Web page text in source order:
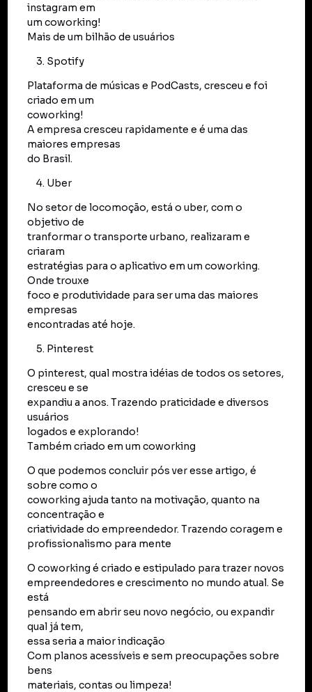
instagram em
um coworking!
Mais de um bilhão de usuários
Spotify
Plataforma de músicas e PodCasts, cresceu e foi
criado em um
coworking!
A empresa cresceu rapidamente e é uma das
maiores empresas
do Brasil.
Uber
No setor de locomoção, está o uber, com o
objetivo de
tranformar o transporte urbano, realizaram e
criaram
estratégias para o aplicativo em um coworking.
Onde trouxe
foco e produtividade para ser uma das maiores
empresas
encontradas até hoje.
Pinterest
O pinterest, qual mostra idéias de todos os setores,
cresceu e se
expandiu a anos. Trazendo praticidade e diversos
usuários
logados e explorando!
Também criado em um coworking
O que podemos concluir pós ver esse artigo, é
sobre como o
coworking ajuda tanto na motivação, quanto na
concentração e
criatividade do empreendedor. Trazendo coragem e
profissionalismo para mente
O coworking é criado e estipulado para trazer novos
empreendedores e crescimento no mundo atual. Se
está
pensando em abrir seu novo negócio, ou expandir
qual já tem,
essa seria a maior indicação
Com planos acessíveis e sem preocupações sobre
bens
materiais, contas ou limpeza!